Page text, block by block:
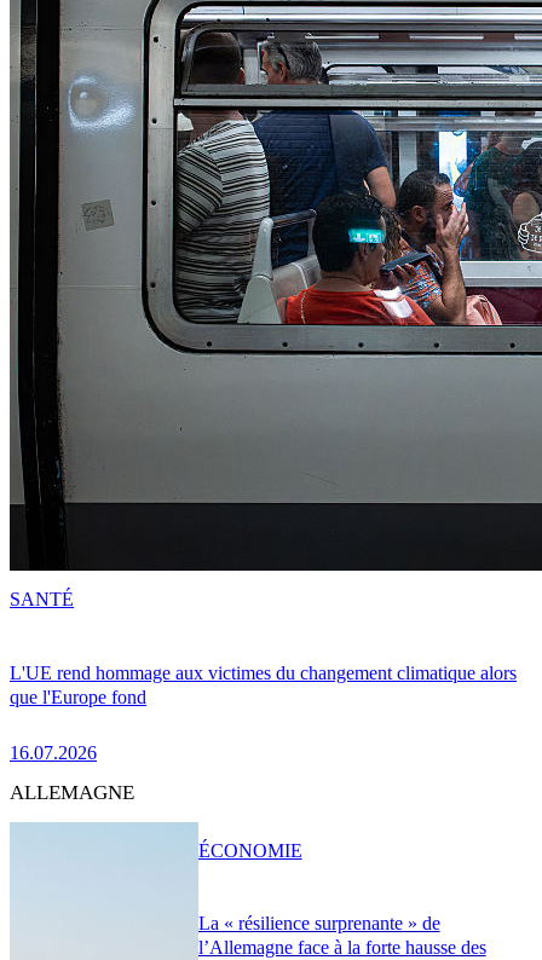
L'UE rend hommage aux victimes du changement climatique alors
que l'Europe fond
16.07.2026
SANTÉ
ALLEMAGNE
La « résilience surprenante » de
l’Allemagne face à la forte hausse des
ÉCONOMIE